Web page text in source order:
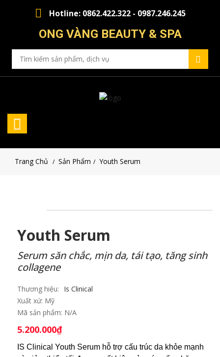
Hotline: 0862.422.322 - 0987.246.245
ONG VÀNG BEAUTY & SPA
Trang Chủ / Sản Phẩm / Youth Serum
Youth Serum
Serum săn chắc, mịn da, tái tạo, tăng sinh
collagene
Thương hiệu:
Is Clinical
Xuất xứ: Mỹ
Mã sản phẩm: N/A
5.200.000₫
IS Clinical Youth Serum hỗ trợ cấu trúc da khỏe mạnh